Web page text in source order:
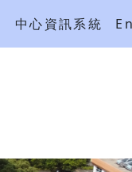
中心資訊系統